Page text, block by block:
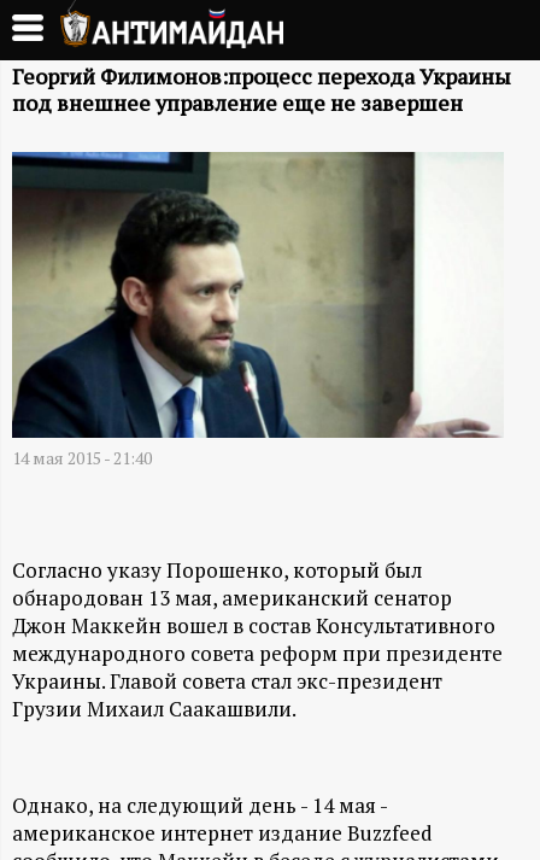
Перейти
основному
содержанию
А
Т
И
А
Й
Н
-
и
ф
Георгий Филимонов:процесс перехода Украины
под внешнее управление еще не завершен
14 мая 2015 - 21:40
Согласно указу Порошенко, который был
обнародован 13 мая, американский сенатор
Джон Маккейн вошел в состав Консультативного
международного совета реформ при президенте
Украины. Главой совета стал экс-президент
Грузии Михаил Саакашвили.
Однако, на следующий день - 14 мая -
американское интернет издание Buzzfeed